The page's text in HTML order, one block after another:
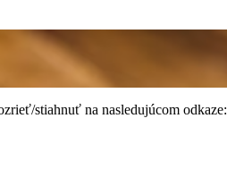
stiahnuť na nasledujúcom odkaze: